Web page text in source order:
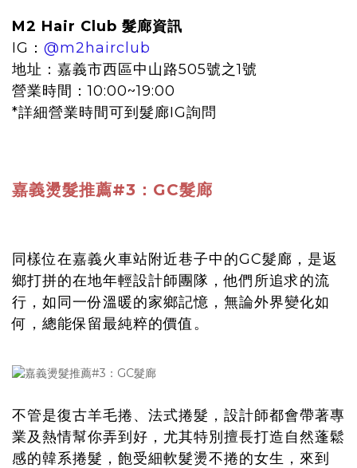
M2 Hair Club 髮廊資訊
IG： @m2hairclub
地址：嘉義市西區中山路505號之1號
營業時間：10:00~19:00
*詳細營業時間可到髮廊IG詢問
嘉義燙髮推薦#3：GC髮廊
同樣位在嘉義火車站附近巷子中的GC髮廊，是返
鄉打拼的在地年輕設計師團隊，他們所追求的流
行，如同一份溫暖的家鄉記憶，無論外界變化如
何，總能保留最純粹的價值。
不管是復古羊毛捲、法式捲髮，設計師都會帶著專
業及熱情幫你弄到好，尤其特別擅長打造自然蓬鬆
感的韓系捲髮，飽受細軟髮燙不捲的女生，來到